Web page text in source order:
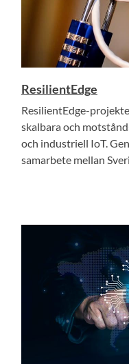
ResilientEdge
ResilientEdge-
skalbara och
och industriell IoT.
samarbete mellan